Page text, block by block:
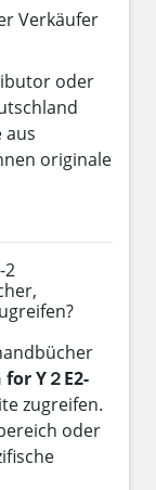
Verkäufer
oder
aus
originale
2
Y２E2-
zugreifen.
oder